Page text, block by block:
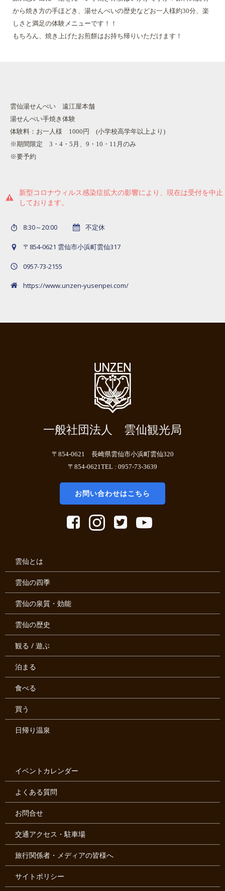
から焼き方の手ほどき、湯せんぺいの歴史などお一人様約30分、楽
しさと満足の体験メニューです！！
もちろん、焼き上げたお煎餅はお持ち帰りいただけます！
雲仙湯せんぺい 遠江屋本舗
湯せんぺい手焼き体験
体験料：お一人様 1000円 (小学校高学年以上より)
※期間限定 3・4・5月、9・10・11月のみ
※要予約
新型コロナウィルス感染症拡大の影響により、現在は受付を中止
しております。
8:30～20:00 不定休
〒854‐0621 雲仙市小浜町雲仙317
0957-73-2155
https://www.unzen-yusenpei.com/
一般社団法人 雲仙観光局
〒854-0621 長崎県雲仙市小浜町雲仙320
〒854-0621TEL : 0957-73-3639
お問い合わせはこちら
雲仙とは
雲仙の四季
雲仙の泉質・効能
雲仙の歴史
観る / 遊ぶ
泊まる
食べる
買う
日帰り温泉
イベントカレンダー
よくある質問
お問合せ
交通アクセス・駐車場
旅行関係者・メディアの皆様へ
サイトポリシー